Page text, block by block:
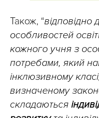
Також, “відповідно
особливостей
кожного учня з
потребами, який
інклюзивному
визначеному
складаються